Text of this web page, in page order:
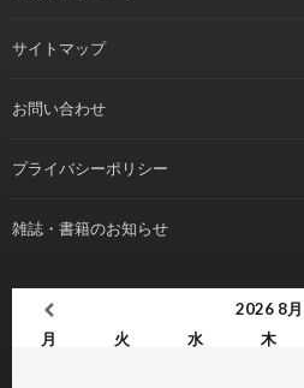
サイトマップ
お問い合わせ
プライバシーポリシー
雑誌・書籍のお知らせ
2026 8月
月
火 水 木